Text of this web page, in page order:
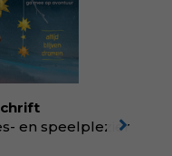
oorzaken
los te
een
via je lokale
Rolinde via
en speelplezier